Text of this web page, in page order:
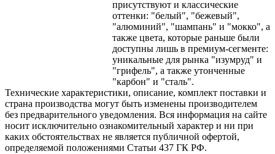
присутствуют и классические
оттенки: "белый", "бежевый",
"алюминий", "шампань" и "мокко", а
также цвета, которые раньше были
доступны лишь в премиум-сегменте:
уникальные для рынка "изумруд" и
"грифель", а также утонченные
"карбон" и "сталь".
Технические характеристики, описание, комплект поставки и
страна производства могут быть изменены производителем
без предварительного уведомления. Вся информация на сайте
носит исключительно ознакомительный характер и ни при
каких обстоятельствах не является публичной офертой,
определяемой положениями Статьи 437 ГК РФ.